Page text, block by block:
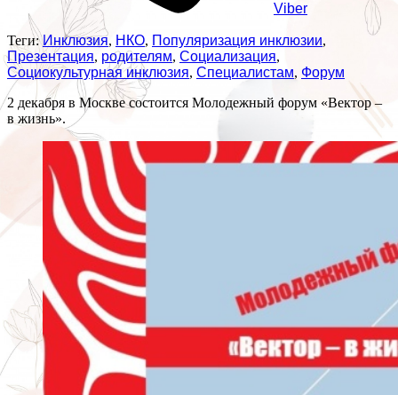
Viber
Теги:Инклюзия, НКО, Популяризация инклюзии,
Презентация, родителям, Социализация,
Социокультурная инклюзия, Специалистам, Форум
2 декабря в Москве состоится Молодежный форум «Вектор –
в жизнь».